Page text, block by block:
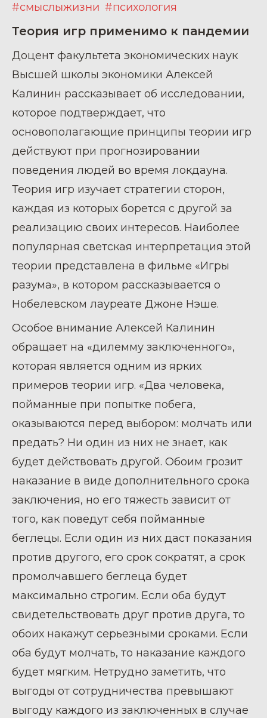
#смыслыжизни #психология
Теория игр применимо к пандемии
Доцент факультета экономических наук
Высшей школы экономики Алексей
Калинин рассказывает об исследовании,
которое подтверждает, что
основополагающие принципы теории игр
действуют при прогнозировании
поведения людей во время локдауна.
Теория игр изучает стратегии сторон,
каждая из которых борется с другой за
реализацию своих интересов. Наиболее
популярная светская интерпретация этой
теории представлена в фильме «Игры
разума», в котором рассказывается о
Нобелевском лауреате Джоне Нэше.
Особое внимание Алексей Калинин
обращает на «дилемму заключенного»,
которая является одним из ярких
примеров теории игр. «Два человека,
пойманные при попытке побега,
оказываются перед выбором: молчать или
предать? Ни один из них не знает, как
будет действовать другой. Обоим грозит
наказание в виде дополнительного срока
заключения, но его тяжесть зависит от
того, как поведут себя пойманные
беглецы. Если один из них даст показания
против другого, его срок сократят, а срок
промолчавшего беглеца будет
максимально строгим. Если оба будут
свидетельствовать друг против друга, то
обоих накажут серьезными сроками. Если
оба будут молчать, то наказание каждого
будет мягким. Нетрудно заметить, что
выгоды от сотрудничества превышают
выгоду каждого из заключенных в случае